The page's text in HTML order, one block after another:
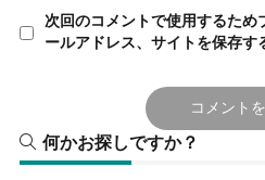
次回のコメントで使用するため
ールアドレス、サイトを保存す
何かお探しですか？